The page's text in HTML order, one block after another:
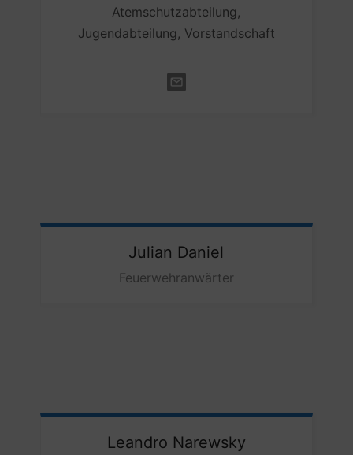
Atemschutzabteilung,
Jugendabteilung, Vorstandschaft
Julian Daniel
Feuerwehranwärter
Leandro Narewsky